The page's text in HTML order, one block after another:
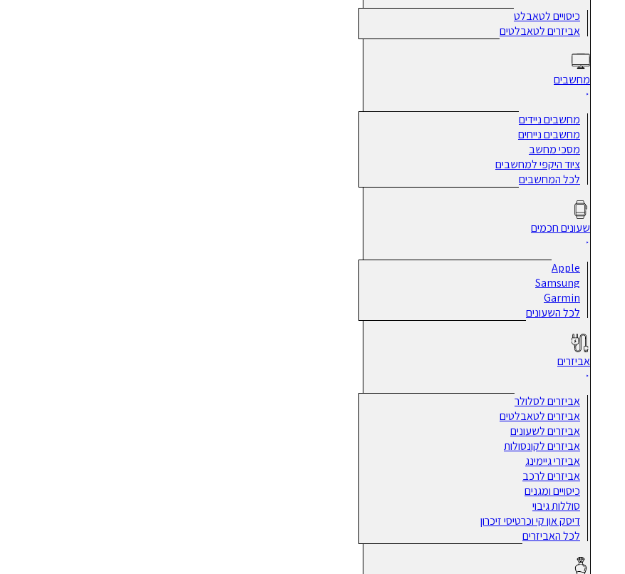
כיסויים לטאבלט
אביזרים לטאבלטים
מחשבים
מחשבים ניידים
מחשבים נייחים
מסכי מחשב
ציוד היקפי למחשבים
לכל המחשבים
שעונים חכמים
Apple
Samsung
Garmin
לכל השעונים
אביזרים
אביזרים לסלולר
אביזרים לטאבלטים
אביזרים לשעונים
אביזרים לקונסולות
אביזרי גיימינג
אביזרים לרכב
כיסויים ומגנים
סוללות גיבוי
דיסק און קי וכרטיסי זיכרון
לכל האביזרים